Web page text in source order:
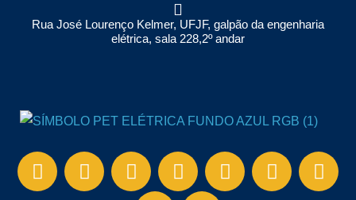
Rua José Lourenço Kelmer, UFJF, galpão da engenharia
elétrica, sala 228,2º andar